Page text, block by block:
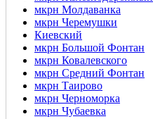
мкрн Молдаванка
мкрн Черемушки
Киевский
мкрн Большой Фонтан
мкрн Ковалевского
мкрн Средний Фонтан
мкрн Таирово
мкрн Черноморка
мкрн Чубаевка